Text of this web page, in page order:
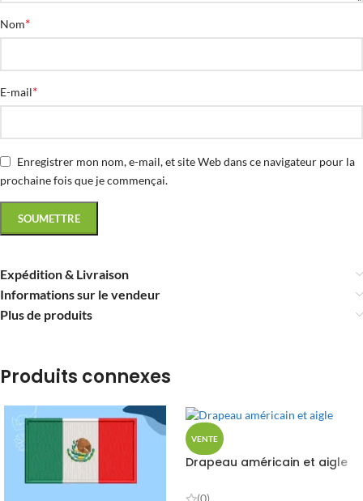
Nom*
E-mail*
Enregistrer mon nom, e-mail, et site Web dans ce navigateur pour la
prochaine fois que je commençai.
Expédition & Livraison
Informations sur le vendeur
Plus de produits
Produits connexes
VENTE
Drapeau américain et aigle